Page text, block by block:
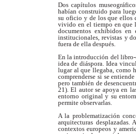
Dos capítulos
habían construido para
su oficio y de los que ellos
vivido en el tiempo en que
documentos exhibidos
institucionales, revistas y
fuera de ella después.
En la introducción del
idea de diáspora. Idea
lugar al que llegaba, como
comprenderse si se
pero también de
21). El autor se apoya en
entorno original y su
permite observarlas.
A la problematización
arquitecturas desplazadas.
contextos europeos y